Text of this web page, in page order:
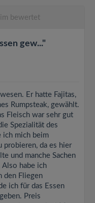
bewertet
gew..."
Er hatte Fajitas,
Rumpsteak, gewählt.
Fleisch war sehr gut
Spezialität des
ich mich beim
probieren, da es hier
und manche Sachen
Also habe ich
den Fliegen
ich für das Essen
Preis